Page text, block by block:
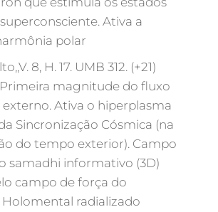
Ativa a
polar
8, H. 17. UMB 312. (+21)
magnitude do fluxo
externo. Ativa o hiperplasma
Sincronização Cósmica (na
do tempo exterior). Campo
samadhi informativo (3D)
campo de força do
radializado